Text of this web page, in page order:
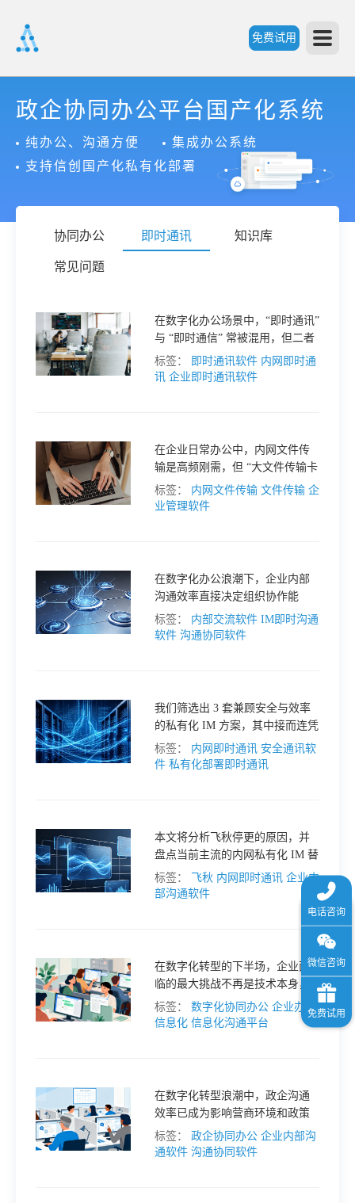
免费试用
首
页
价
常
题
政企协同办公平台国产化系统
纯办公、沟通方便
集成办公系统
支持信创国产化私有化部署
协同办公 即时通讯 知识库
常见问题
在数字化办公场景中，“即时通讯”
与 “即时通信” 常被混用，但二者
在应用逻辑和价值定位上存在明
显差异。厘清这些区别，有助于
标签： 即时通讯软件 内网即时通
讯 企业即时通讯软件
在企业日常办公中，内网文件传
输是高频刚需，但 “大文件传输卡
顿、文件版本混乱、权限管理缺
失” 等问题，严重拖垮协作效率。
痛点。
标签： 内网文件传输 文件传输 企
业管理软件
在数字化办公浪潮下，企业内部
沟通效率直接决定组织协作能
力。面对跨部门沟通壁垒、远程
协作信息滞后、数据安全隐患等
专注高效协同的 接而连，助力企
业打造流畅协作生态。
标签： 内部交流软件 IM即时沟通
软件 沟通协同软件
我们筛选出 3 套兼顾安全与效率
的私有化 IM 方案，其中接而连凭
借去中心化架构与场景化协同能
力，成为政企用户的首选。
标签： 内网即时通讯 安全通讯软
件 私有化部署即时通讯
本文将分析飞秋停更的原因，并
盘点当前主流的内网私有化 IM 替
代工具，重点推荐 接而连协同办
公平台。
标签： 飞秋 内网即时通讯 企业内
部沟通软件
在数字化转型的下半场，企业面
临的最大挑战不再是技术本身，
而是如何打破内部数据壁垒，实
现信息的自由流动与价值最大
何驱动企业从 “数据割裂” 走向
“互联互通”。
标签： 数字化协同办公 企业办公
信息化 信息化沟通平台
在数字化转型浪潮中，政企沟通
效率已成为影响营商环境和政策
落地的关键因素。然而，当前政
企沟通仍存在诸多堵点，导致政
标签： 政企协同办公 企业内部沟
通软件 沟通协同软件